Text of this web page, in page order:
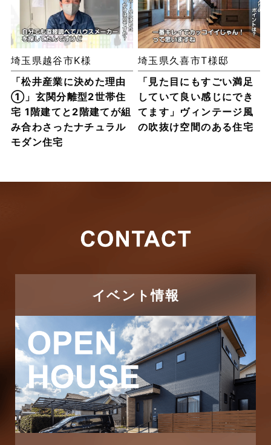
埼玉県越谷市K様
「松井産業に決めた理由
①」玄関分離型2世帯住
宅 1階建てと2階建てが組
み合わさったナチュラル
モダン住宅
埼玉県久喜市T様邸
「見た目にもすごい満足
していて良い感じにでき
てます」ヴィンテージ風
の吹抜け空間のある住宅
イベント情報